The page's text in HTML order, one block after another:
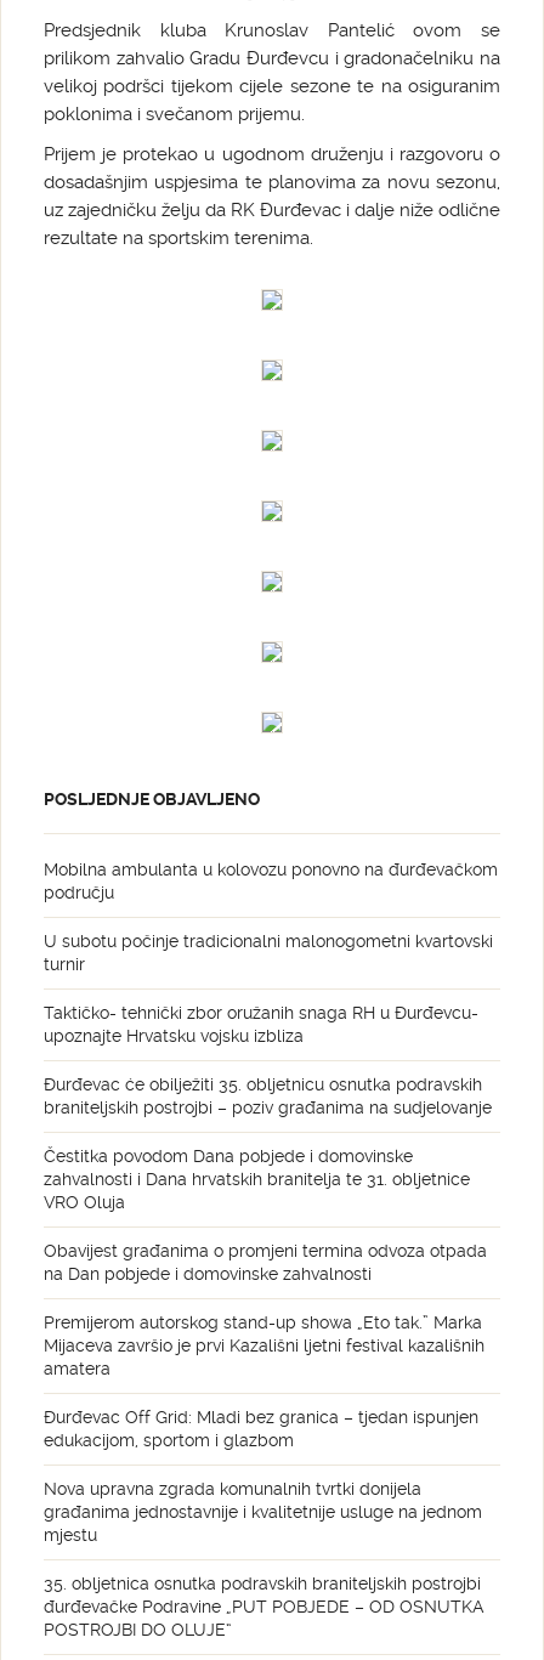
Predsjednik kluba Krunoslav Pantelić ovom se
prilikom zahvalio Gradu Đurđevcu i gradonačelniku na
velikoj podršci tijekom cijele sezone te na osiguranim
poklonima i svečanom prijemu.
Prijem je protekao u ugodnom druženju i razgovoru o
dosadašnjim uspjesima te planovima za novu sezonu,
uz zajedničku želju da RK Đurđevac i dalje niže odlične
rezultate na sportskim terenima.
POSLJEDNJE OBJAVLJENO
Mobilna ambulanta u kolovozu ponovno na đurđevačkom
području
U subotu počinje tradicionalni malonogometni kvartovski
turnir
Taktičko- tehnički zbor oružanih snaga RH u Đurđevcu-
upoznajte Hrvatsku vojsku izbliza
Đurđevac će obilježiti 35. obljetnicu osnutka podravskih
braniteljskih postrojbi – poziv građanima na sudjelovanje
Čestitka povodom Dana pobjede i domovinske
zahvalnosti i Dana hrvatskih branitelja te 31. obljetnice
VRO Oluja
Obavijest građanima o promjeni termina odvoza otpada
na Dan pobjede i domovinske zahvalnosti
Premijerom autorskog stand-up showa „Eto tak.” Marka
Mijaceva završio je prvi Kazališni ljetni festival kazališnih
amatera
Đurđevac Off Grid: Mladi bez granica – tjedan ispunjen
edukacijom, sportom i glazbom
Nova upravna zgrada komunalnih tvrtki donijela
građanima jednostavnije i kvalitetnije usluge na jednom
mjestu
35. obljetnica osnutka podravskih braniteljskih postrojbi
đurđevačke Podravine „PUT POBJEDE – OD OSNUTKA
POSTROJBI DO OLUJE“